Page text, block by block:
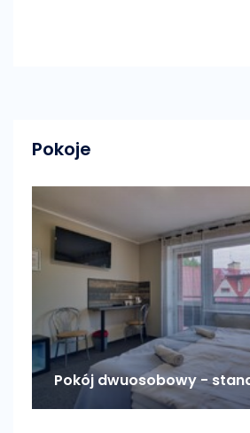
Pokoje
Pokój dwuosobowy -